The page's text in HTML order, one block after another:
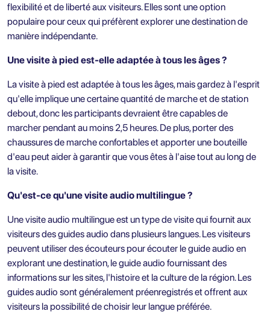
flexibilité et de liberté aux visiteurs. Elles sont une option
populaire pour ceux qui préfèrent explorer une destination de
manière indépendante.
Une visite à pied est-elle adaptée à tous les âges ?
La visite à pied est adaptée à tous les âges, mais gardez à l'esprit
qu'elle implique une certaine quantité de marche et de station
debout, donc les participants devraient être capables de
marcher pendant au moins 2,5 heures. De plus, porter des
chaussures de marche confortables et apporter une bouteille
d'eau peut aider à garantir que vous êtes à l'aise tout au long de
la visite.
Qu'est-ce qu'une visite audio multilingue ?
Une visite audio multilingue est un type de visite qui fournit aux
visiteurs des guides audio dans plusieurs langues. Les visiteurs
peuvent utiliser des écouteurs pour écouter le guide audio en
explorant une destination, le guide audio fournissant des
informations sur les sites, l'histoire et la culture de la région. Les
guides audio sont généralement préenregistrés et offrent aux
visiteurs la possibilité de choisir leur langue préférée.